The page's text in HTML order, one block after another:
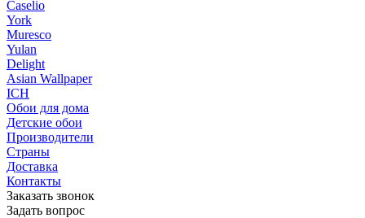
Caselio
York
Muresco
Yulan
Delight
Asian Wallpaper
ICH
Обои для дома
Детские обои
Производители
Страны
Доставка
Контакты
Заказать звонок
Задать вопрос